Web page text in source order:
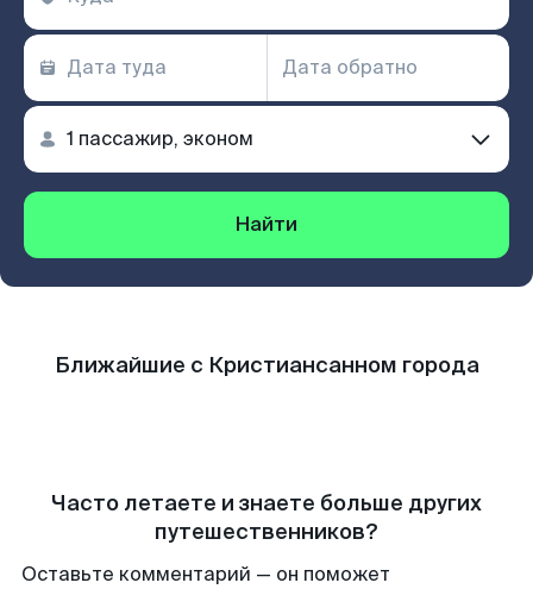
Найти
Ближайшие с Кристиансанном города
Часто летаете и знаете больше других
путешественников?
Оставьте комментарий — он поможет